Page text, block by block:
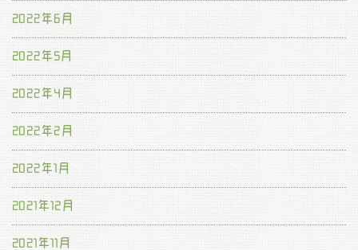
2022年6月
2022年5月
2022年4月
2022年2月
2022年1月
2021年12月
2021年11月